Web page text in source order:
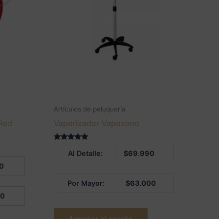
Artículos de peluquería
Vaporizador Vapozono
Al Detalle: $69.990
Por Mayor: $63.000